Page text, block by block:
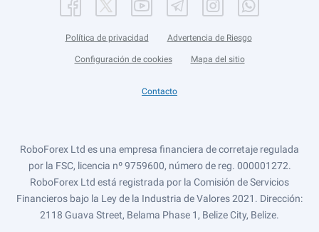
Política de privacidad Advertencia de Riesgo
Configuración de cookies Mapa del sitio
Contacto
RoboForex Ltd es una empresa financiera de corretaje regulada
por la FSC, licencia nº 9759600, número de reg. 000001272.
RoboForex Ltd está registrada por la Comisión de Servicios
Financieros bajo la Ley de la Industria de Valores 2021. Dirección:
2118 Guava Street, Belama Phase 1, Belize City, Belize.